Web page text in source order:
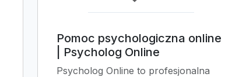
Pomoc psychologiczna online
| Psycholog Online
Psycholog Online to profesjonalna